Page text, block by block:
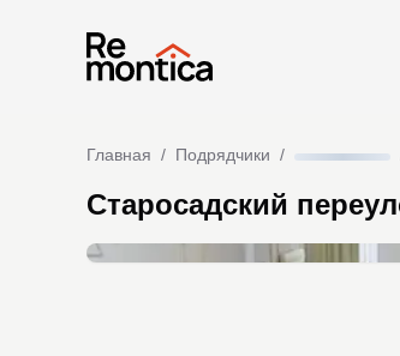
Главная / Подрядчики /
Старосадский